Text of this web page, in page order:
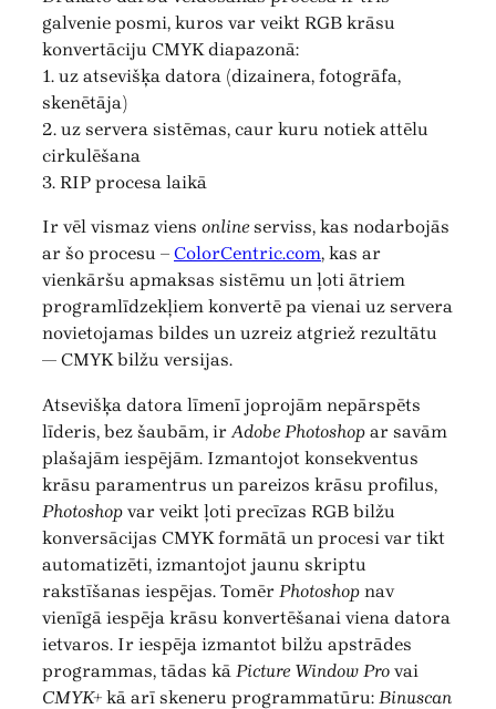
galvenie posmi, kuros var veikt RGB krāsu
konvertāciju CMYK diapazonā:
1. uz atsevišķa datora (dizainera, fotogrāfa,
skenētāja)
2. uz servera sistēmas, caur kuru notiek attēlu
cirkulēšana
3. RIP procesa laikā
Ir vēl vismaz viens onlineserviss, kas nodarbojās
ar šo procesu – ColorCentric.com, kas ar
vienkāršu apmaksas sistēmu un ļoti ātriem
programlīdzekļiem konvertē pa vienai uz servera
novietojamas bildes un uzreiz atgriež rezultātu
— CMYK bilžu versijas.
Atsevišķa datora līmenī joprojām nepārspēts
līderis, bez šaubām, ir Adobe Photoshop ar savām
plašajām iespējām. Izmantojot konsekventus
krāsu paramentrus un pareizos krāsu profilus,
Photoshop var veikt ļoti precīzas RGB bilžu
konversācijas CMYK formātā un procesi var tikt
automatizēti, izmantojot jaunu skriptu
rakstīšanas iespējas. Tomēr Photoshop nav
vienīgā iespēja krāsu konvertēšanai viena datora
ietvaros. Ir iespēja izmantot bilžu apstrādes
programmas, tādas kā Picture Window Pro vai
CMYK+ kā arī skeneru programmatūru: Binuscan